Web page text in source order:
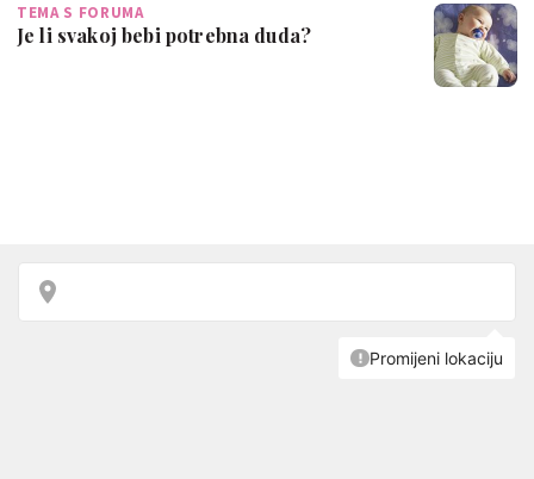
TEMA S FORUMA
Je li svakoj bebi potrebna duda?